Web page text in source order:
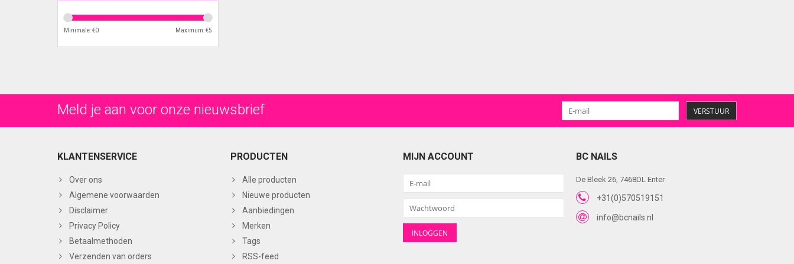
Minimale: €0 Maximum: €5
Meld je aan voor onze nieuwsbrief VERSTUUR
KLANTENSERVICE
Over ons
Algemene voorwaarden
Disclaimer
Privacy Policy
Betaalmethoden
Verzenden van orders
PRODUCTEN
Alle producten
Nieuwe producten
Aanbiedingen
Merken
Tags
RSS-feed
MIJN ACCOUNT BC NAILS
De Bleek 26, 7468DL Enter
+31(0)570519151
info@bcnails.nl